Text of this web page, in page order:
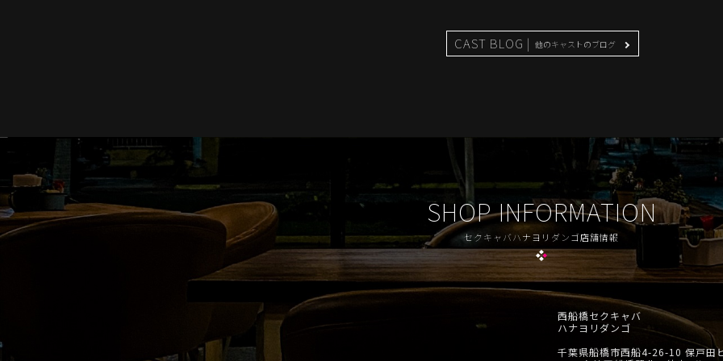
CAST BLOG | 他のキャストのブログ
SHOP INFORMATION
セクキャバハナヨリダンゴ店舗情報
西船橋セクキャバ
ハナヨリダンゴ
千葉県船橋市西船4-26-10 保戸田